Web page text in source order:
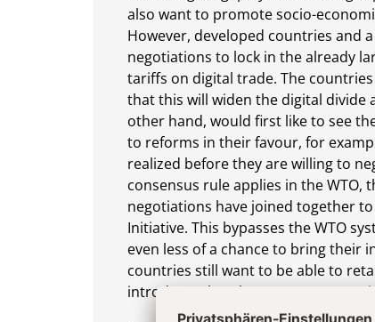
also want to promote socio-
However, developed countries and
negotiations to lock in the already
tariffs on digital trade. The
that this will widen the digital divide
other hand, would first like to see
to reforms in their favour, for
realized before they are willing to
consensus rule applies in the
negotiations have joined together
Initiative. This bypasses the WTO
even less of a chance to bring their
countries still want to be able to
introduce what they see as